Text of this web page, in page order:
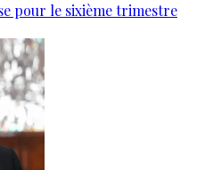
pour le sixième trimestre